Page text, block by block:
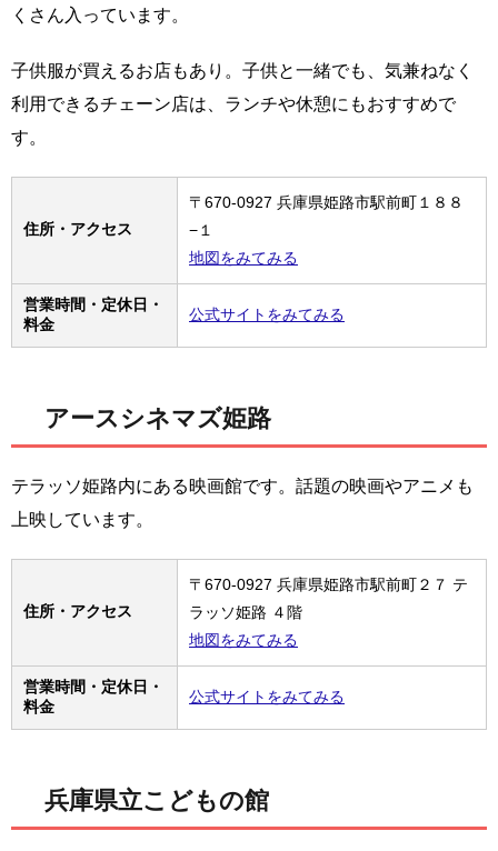
くさん入っています。
子供服が買えるお店もあり。子供と一緒でも、気兼ねなく
利用できるチェーン店は、ランチや休憩にもおすすめで
す。
住所・アクセス
〒670-0927 兵庫県姫路市駅前町１８８
−１
地図をみてみる
営業時間・定休日・
料金
公式サイトをみてみる
アースシネマズ姫路
テラッソ姫路内にある映画館です。話題の映画やアニメも
上映しています。
住所・アクセス
〒670-0927 兵庫県姫路市駅前町２７ テ
ラッソ姫路 ４階
地図をみてみる
営業時間・定休日・
料金
公式サイトをみてみる
兵庫県立こどもの館